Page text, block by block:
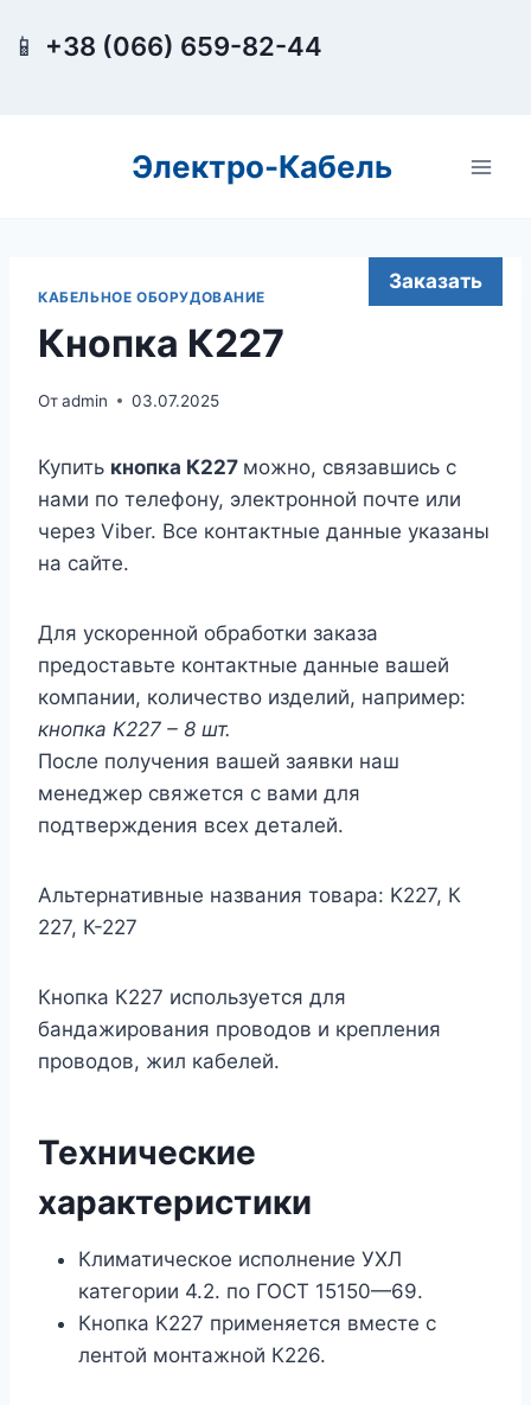
📱 +38 (066) 659-82-44
Электро-Кабель
Заказать
КАБЕЛЬНОЕ ОБОРУДОВАНИЕ
Кнопка К227
Отadmin 03.07.2025
Купить кнопка К227 можно, связавшись с
нами по телефону, электронной почте или
через Viber. Все контактные данные указаны
на сайте.
Для ускоренной обработки заказа
предоставьте контактные данные вашей
компании, количество изделий, например:
кнопка К227 – 8 шт.
После получения вашей заявки наш
менеджер свяжется с вами для
подтверждения всех деталей.
Альтернативные названия товара: K227, К
227, К-227
Кнопка К227 используется для
бандажирования проводов и крепления
проводов, жил кабелей.
Технические
характеристики
Климатическое исполнение УХЛ
категории 4.2. по ГОСТ 15150—69.
Кнопка К227 применяется вместе с
лентой монтажной К226.